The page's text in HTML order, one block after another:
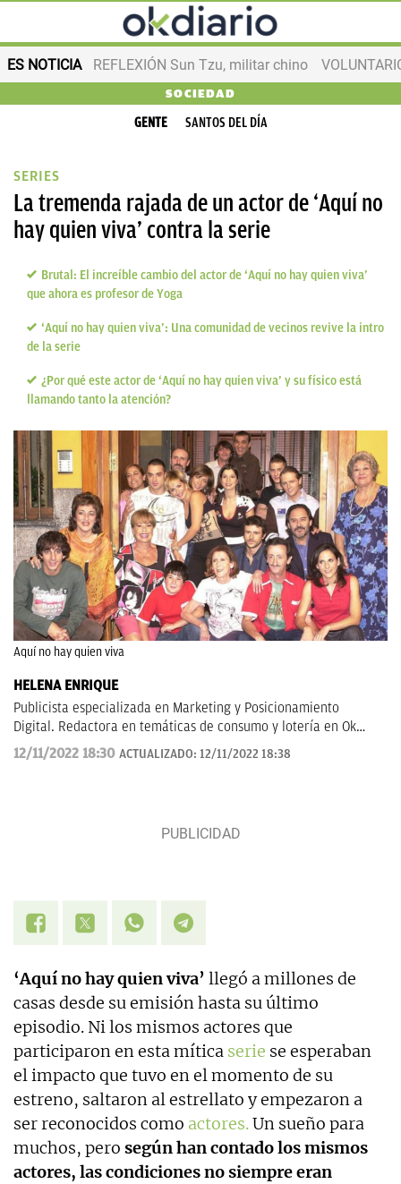
ES NOTICIA REFLEXIÓN Sun Tzu, militar chino
SOCIEDAD
GENTE SANTOS DEL DÍA
SERIES
La tremenda rajada de un actor de ‘Aquí no
hay quien viva’ contra la serie
Brutal: El increíble cambio del actor de ‘Aquí no hay quien viva’
que ahora es profesor de Yoga
‘Aquí no hay quien viva’: Una comunidad de vecinos revive la intro
de la serie
¿Por qué este actor de ‘Aquí no hay quien viva’ y su físico está
llamando tanto la atención?
Aquí no hay quien viva
HELENA ENRIQUE
Publicista especializada en Marketing y Posicionamiento
Digital. Redactora en temáticas de consumo y lotería en Ok
Diario.
12/11/2022 18:30 ACTUALIZADO: 12/11/2022 18:38
‘Aquí no hay quien viva’ llegó a millones de
casas desde su emisión hasta su último
episodio. Ni los mismos actores que
participaron en esta mítica serie se esperaban
el impacto que tuvo en el momento de su
estreno, saltaron al estrellato y empezaron a
ser reconocidos como actores.Un sueño para
muchos, pero según han contado los mismos
actores, las condiciones no siempre eran